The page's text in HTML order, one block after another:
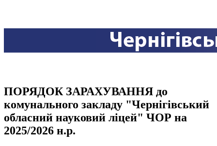
ПОРЯДОК ЗАРАХУВАННЯ до
комунального закладу "Чернігівський
обласний науковий ліцей" ЧОР на
2025/2026 н.р.